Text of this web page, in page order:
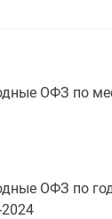
ОФЗ по
ОФЗ по